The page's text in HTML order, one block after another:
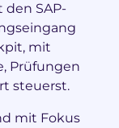
den SAP-
mit
Prüfungen
steuerst.
mit Fokus